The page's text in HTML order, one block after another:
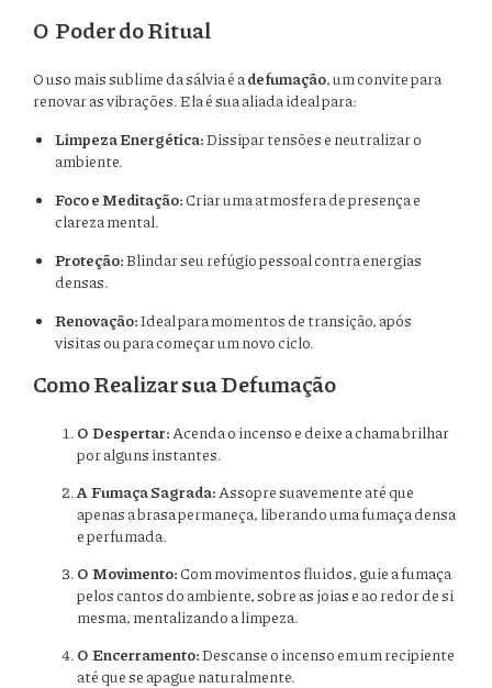
O Poder do Ritual
O uso mais sublime da sálvia é a defumação, um convite para
renovar as vibrações. Ela é sua aliada ideal para:
Limpeza Energética:Dissipar tensões e neutralizar o
ambiente.
Foco e Meditação:Criar uma atmosfera de presença e
clareza mental.
Proteção:Blindar seu refúgio pessoal contra energias
densas.
Renovação:Ideal para momentos de transição, após
visitas ou para começar um novo ciclo.
Como Realizar sua Defumação
O Despertar: Acenda o incenso e deixe a chama brilhar
por alguns instantes.
A Fumaça Sagrada: Assopre suavemente até que
apenas a brasa permaneça, liberando uma fumaça densa
e perfumada.
O Movimento:Com movimentos fluidos, guie a fumaça
pelos cantos do ambiente, sobre as joias e ao redor de si
mesma, mentalizando a limpeza.
O Encerramento:Descanse o incenso em um recipiente
até que se apague naturalmente.